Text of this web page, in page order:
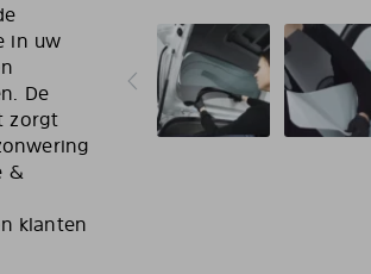
in uw
De
zorgt
&
klanten